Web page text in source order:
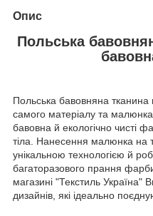
Опис
Польська
Польська бавовняна тканина
самого матеріалу та
бавовна й екологічно чисті
тіла. Нанесення малюнка на
унікальною технологією й
багаторазового прання
магазині "Текстиль Україна"
дизайнів, які ідеально